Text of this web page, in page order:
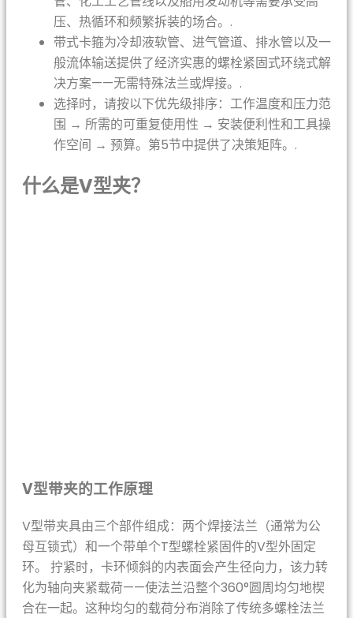
压、热循环和频繁拆装的场合。.
带式卡箍为冷却液软管、进气管道、排水管以及一
般流体输送提供了经济实惠的螺栓紧固式环绕式解
决方案——无需特殊法兰或焊接。.
选择时，请按以下优先级排序：工作温度和压力范
围 → 所需的可重复使用性 → 安装便利性和工具操
作空间 → 预算。第5节中提供了决策矩阵。.
什么是V型夹？
V型带夹的工作原理
V型带夹具由三个部件组成：两个焊接法兰（通常为公
母互锁式）和一个带单个T型螺栓紧固件的V型外固定
环。 拧紧时，卡环倾斜的内表面会产生径向力，该力转
化为轴向夹紧载荷——使法兰沿整个360°圆周均匀地楔
合在一起。这种均匀的载荷分布消除了传统多螺栓法兰